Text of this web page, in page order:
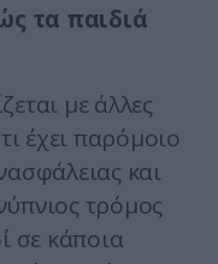
τα παιδιά
με άλλες
έχει παρόμοιο
και
τρόμος
σε κάποια